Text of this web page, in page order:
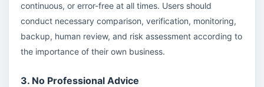
continuous, or error-free at all times. Users should
conduct necessary comparison, verification, monitoring,
backup, human review, and risk assessment according to
the importance of their own business.
3. No Professional Advice